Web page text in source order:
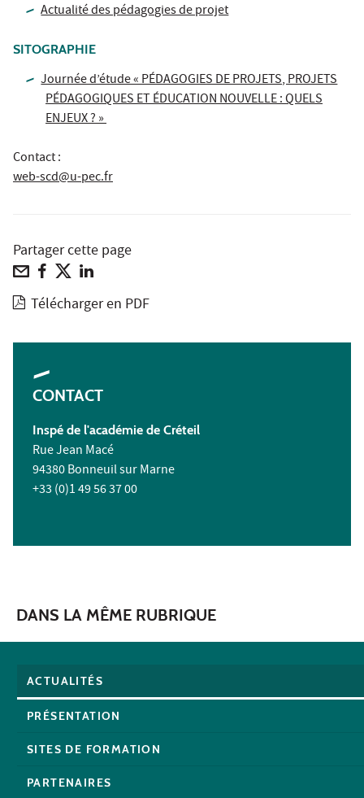
Actualité des pédagogies de projet
SITOGRAPHIE
Journée d’étude « PÉDAGOGIES DE PROJETS, PROJETS
PÉDAGOGIQUES ET ÉDUCATION NOUVELLE : QUELS
ENJEUX ? »
Contact :
web-scd@u-pec.fr
Partager cette page
Télécharger en PDF
CONTACT
Inspé de l'académie de Créteil
Rue Jean Macé
94380 Bonneuil sur Marne
+33 (0)1 49 56 37 00
DANS LA MÊME RUBRIQUE
ACTUALITÉS
PRÉSENTATION
SITES DE FORMATION
PARTENAIRES